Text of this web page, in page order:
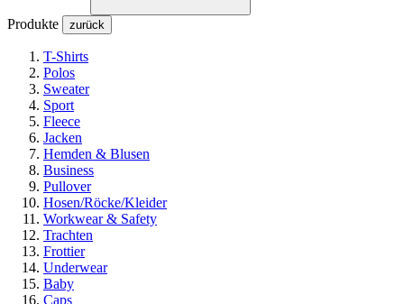
Produkte zurück
T-Shirts
Polos
Sweater
Sport
Fleece
Jacken
Hemden & Blusen
Business
Pullover
Hosen/Röcke/Kleider
Workwear & Safety
Trachten
Frottier
Underwear
Baby
Caps